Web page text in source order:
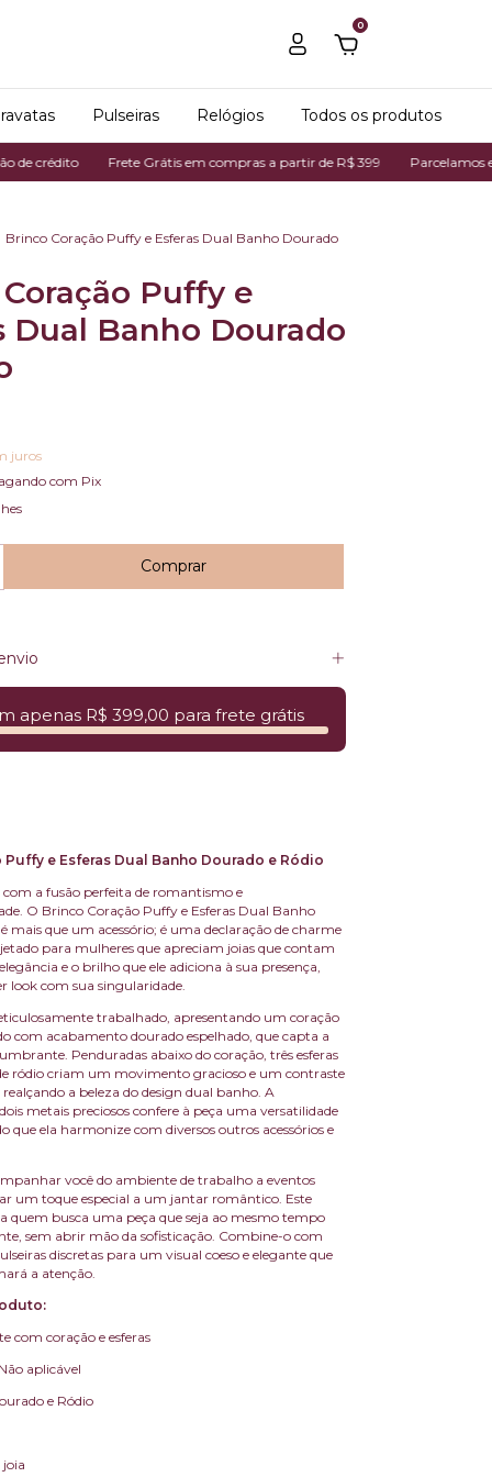
0
Pulseiras Relógios Todos os produtos
Frete Grátis em compras a partir de R$ 399 Parcelamos em até 7x no
Brinco Coração Puffy e Esferas Dual Banho Dourado
Puffy e
Dual Banho Dourado
juros
com Pix
apenas R$ 399,00 para frete grátis
Puffy e Esferas Dual Banho Dourado e Ródio
com a fusão perfeita de romantismo e
O Brinco Coração Puffy e Esferas Dual Banho
mais que um acessório; é uma declaração de charme
para mulheres que apreciam joias que contam
e o brilho que ele adiciona à sua presença,
look com sua singularidade.
trabalhado, apresentando um coração
com acabamento dourado espelhado, que capta a
Penduradas abaixo do coração, três esferas
ródio criam um movimento gracioso e um contraste
a beleza do design dual banho. A
metais preciosos confere à peça uma versatilidade
que ela harmonize com diversos outros acessórios e
você do ambiente de trabalho a eventos
um toque especial a um jantar romântico. Este
quem busca uma peça que seja ao mesmo tempo
sem abrir mão da sofisticação. Combine-o com
discretas para um visual coeso e elegante que
a atenção.
com coração e esferas
aplicável
e Ródio